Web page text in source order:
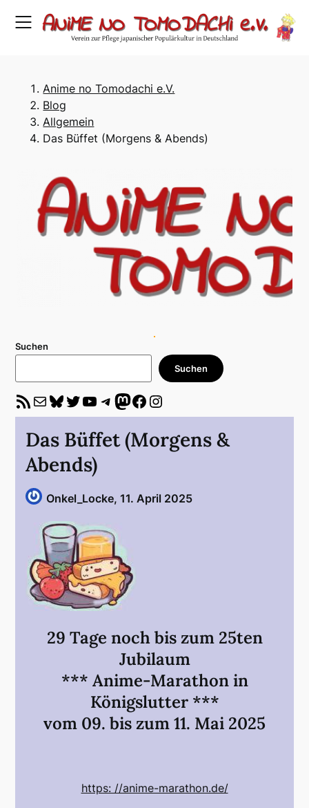
Anime no Tomodachi e.V.
Blog
Allgemein
Das Büffet (Morgens & Abends)
Suchen
Suchen
RSS-Feed E-Mail Bluesky Twitter YouTube Telegram Mastodon Facebook Instagram
Das Büffet (Morgens &
Abends)
Onkel_Locke,11. April 2025
29 Tage noch bis zum 25ten
Jubilaum
*** Anime-Marathon in
Königslutter ***
vom 09. bis zum 11. Mai 2025
https: //anime-marathon.de/